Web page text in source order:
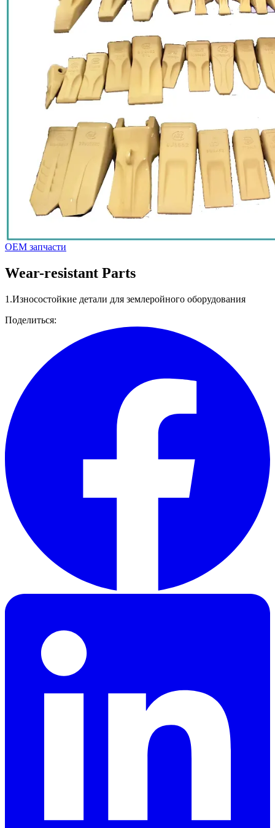
OEM запчасти
Wear-resistant Parts
1.Износостойкие детали для землеройного оборудования
Поделиться: